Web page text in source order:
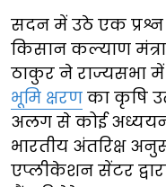
सदन में उठे एक
किसान कल्याण
ठाकुर ने राज्यसभा
भूमि क्षरण का कृषि
अलग से कोई अध्ययन
भारतीय अंतरिक्ष
एप्लीकेशन सेंटर